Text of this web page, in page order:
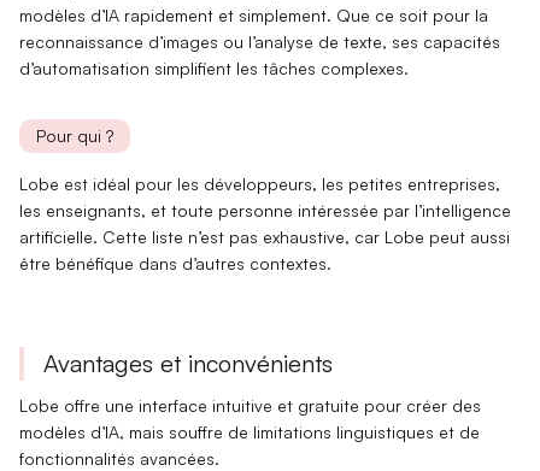
modèles d’IA rapidement et simplement. Que ce soit pour la
reconnaissance d’images ou l’analyse de texte, ses capacités
d’automatisation simplifient les tâches complexes.
Pour qui ?
Lobe est idéal pour les développeurs, les petites entreprises,
les enseignants, et toute personne intéressée par l’intelligence
artificielle. Cette liste n’est pas exhaustive, car Lobe peut aussi
être bénéfique dans d’autres contextes.
Avantages et inconvénients
Lobe offre une interface intuitive et gratuite pour créer des
modèles d’IA, mais souffre de limitations linguistiques et de
fonctionnalités avancées.